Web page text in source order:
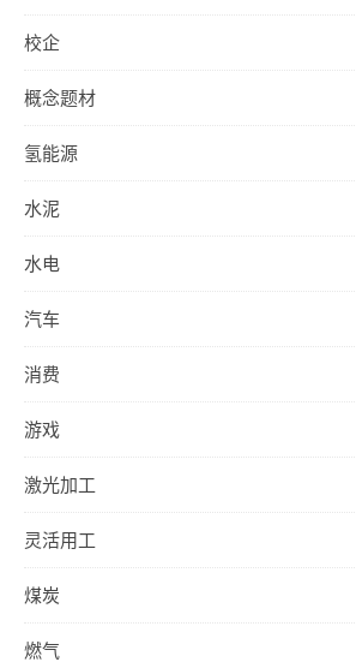
校企
概念题材
氢能源
水泥
水电
汽车
消费
游戏
激光加工
灵活用工
煤炭
燃气